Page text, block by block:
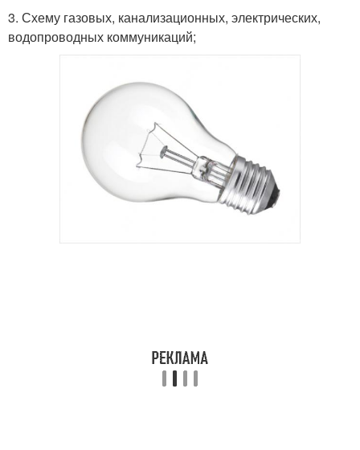
3. Схему газовых, канализационных, электрических,
водопроводных коммуникаций;